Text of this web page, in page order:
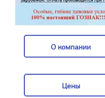
О компании
Цены